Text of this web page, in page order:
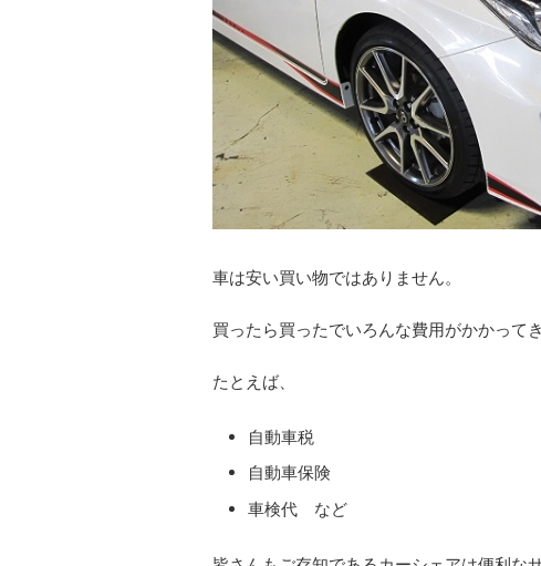
車は安い買い物ではありません。
買ったら買ったでいろんな費用がかかってき
たとえば、
自動車税
自動車保険
車検代 など